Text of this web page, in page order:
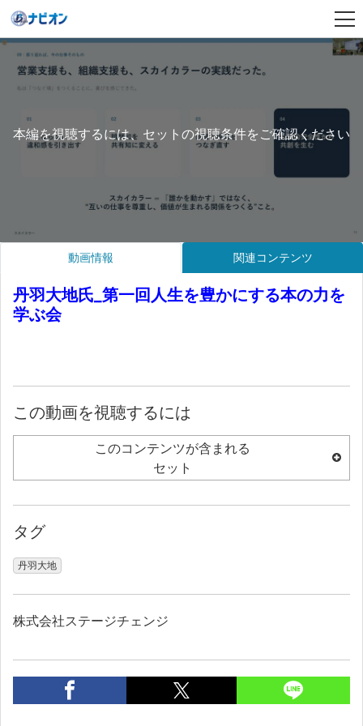
本編を視聴するには、セットの視聴条件をご確認ください
動画情報 関連コンテンツ
丹羽大地氏_第一回人生を豊かにする本の力を
学ぶ会
この動画を視聴するには
このコンテンツが含まれる
セット
タグ
丹羽大地
株式会社ステージチェンジ